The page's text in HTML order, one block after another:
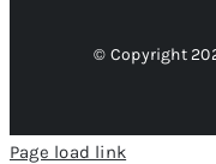
© Copyright
Page load link